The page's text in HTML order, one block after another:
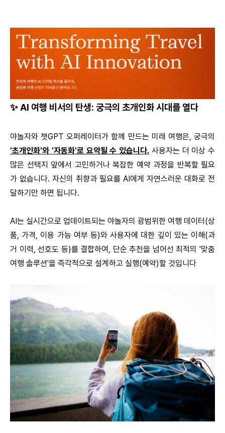
✨ AI 여행 비서의 탄생: 궁극의 초개인화 시대를 열다
야놀자와 챗GPT 오퍼레이터가 함께 만드는 미래 여행은, 궁극의
'초개인화'와 '자동화'로 요약될 수 있습니다. 사용자는 더 이상 수
많은 선택지 앞에서 고민하거나 복잡한 예약 과정을 반복할 필요
가 없습니다. 자신의 취향과 필요를 AI에게 자연스러운 대화로 전
달하기만 하면 됩니다.
AI는 실시간으로 업데이트되는 야놀자의 광범위한 여행 데이터(상
품, 가격, 이용 가능 여부 등)와 사용자에 대한 깊이 있는 이해(과
거 이력, 선호도 등)를 결합하여, 단순 추천을 넘어선 최적의 '맞춤
여행 솔루션'을 즉각적으로 설계하고 실행(예약)할 것입니다